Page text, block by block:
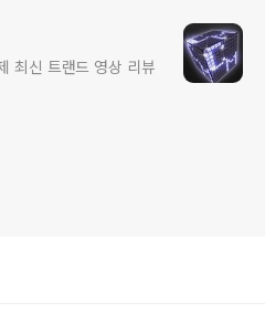
최신 트랜드 영상 리뷰